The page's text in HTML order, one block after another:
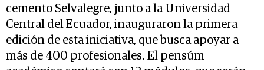
cemento Selvalegre, junto a la Universidad
Central del Ecuador, inauguraron la primera
edición de esta iniciativa, que busca apoyar a
más de 400 profesionales. El pensúm